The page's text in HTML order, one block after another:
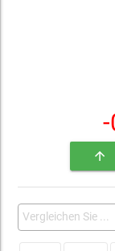
arrow_upward